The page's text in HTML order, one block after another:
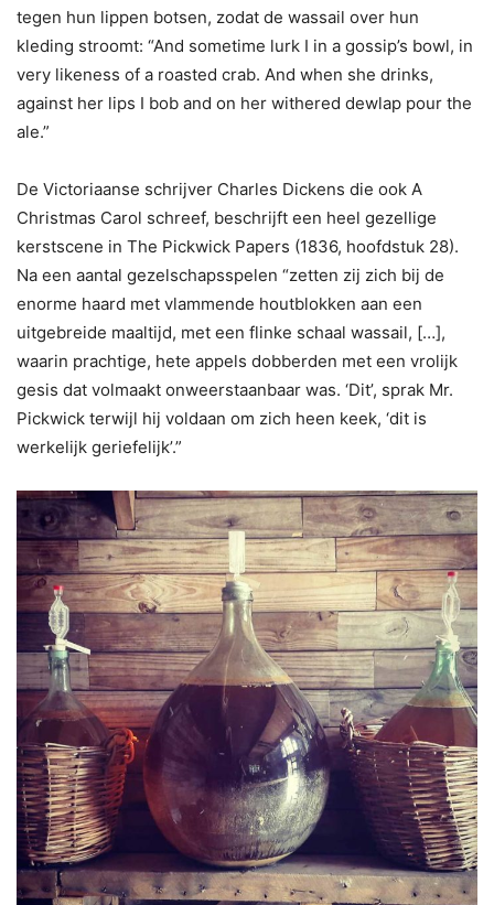
tegen hun lippen botsen, zodat de wassail over hun
kleding stroomt: “And sometime lurk I in a gossip’s bowl, in
very likeness of a roasted crab. And when she drinks,
against her lips I bob and on her withered dewlap pour the
ale.”
De Victoriaanse schrijver Charles Dickens die ook A
Christmas Carol schreef, beschrijft een heel gezellige
kerstscene in The Pickwick Papers (1836, hoofdstuk 28).
Na een aantal gezelschapsspelen “zetten zij zich bij de
enorme haard met vlammende houtblokken aan een
uitgebreide maaltijd, met een flinke schaal wassail, […],
waarin prachtige, hete appels dobberden met een vrolijk
gesis dat volmaakt onweerstaanbaar was. ‘Dit’, sprak Mr.
Pickwick terwijl hij voldaan om zich heen keek, ‘dit is
werkelijk geriefelijk’.”